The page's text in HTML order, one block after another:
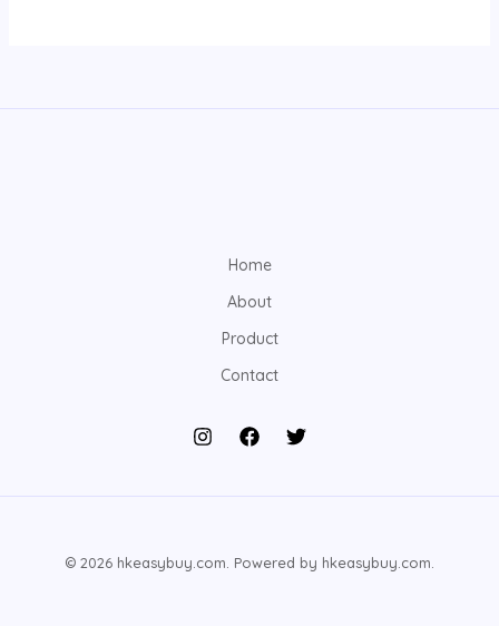
Home
About
Product
Contact
© 2026 hkeasybuy.com. Powered by hkeasybuy.com.